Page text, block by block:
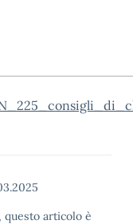
questo articolo è